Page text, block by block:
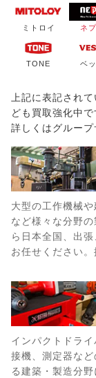
ミトロイ ネ
TONE ベ
上記に表記され
ども買取強化中で
詳しくはグループ
大型の工作機械
など様々な分野
ら日本全国、出
お任せください
インパクトドラ
接機、測定器な
る建築・製造分